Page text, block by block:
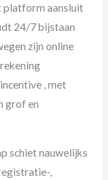
platform aansluit
24/7 bijstaan
zijn online
, met
grof en
schiet nauwelijks
,